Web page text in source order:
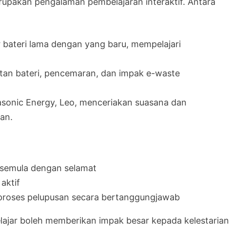
bateri lama dengan yang baru, mempelajari
bateri, pencemaran, dan impak e-waste
Energy, Leo, menceriakan suasana dan
dengan selamat
aktif
pelupusan secara bertanggungjawab
boleh memberikan impak besar kepada kelestarian